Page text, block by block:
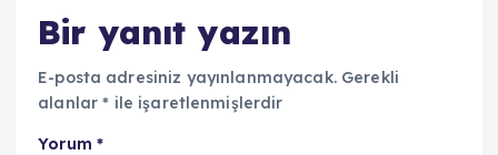
Bir yanıt yazın
E-posta adresiniz yayınlanmayacak. Gerekli
alanlar* ile işaretlenmişlerdir
Yorum *